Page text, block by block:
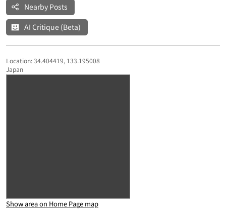
Nearby Posts
AI Critique (Beta)
Location: 34.404419, 133.195008
Japan
Show area on Home Page map